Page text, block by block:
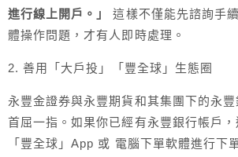
進行線上開戶。」
這樣不僅能先諮詢手
體操作問題，才有人即時處理。
2. 善用「大戶投」「豐全球」生態圈
永豐金證券與永豐期貨和其集團下的永
首屈一指。如果你已經有永豐銀行帳戶，
「豐全球」App 或 電腦下單軟體進行下